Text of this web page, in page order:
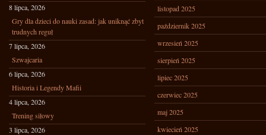
8 lipca, 2026
Gry dla dzieci do nauki zasad: jak uniknąć zbyt
trudnych reguł
7 lipca, 2026
Szwajcaria
6 lipca, 2026
Historia i Legendy Mafii
4 lipca, 2026
Trening siłowy
3 lipca, 2026
listopad 2025
październik 2025
wrzesień 2025
sierpień 2025
lipiec 2025
czerwiec 2025
maj 2025
kwiecień 2025